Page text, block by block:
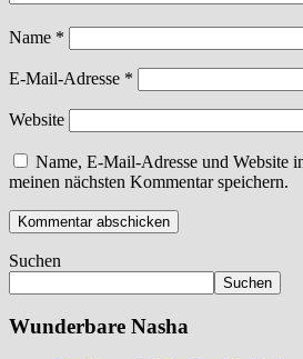
Name *
E-Mail-Adresse *
Website
Name, E-Mail-Adresse und Website
meinen nächsten Kommentar speichern.
Suchen
Suchen
Wunderbare Nasha